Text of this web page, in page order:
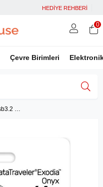
HEDİYE REHBERİ
Çevre Birimleri
0
Kingston 64GB Exodia Onyx Usb3.2 Gen1 DTXON/64GB